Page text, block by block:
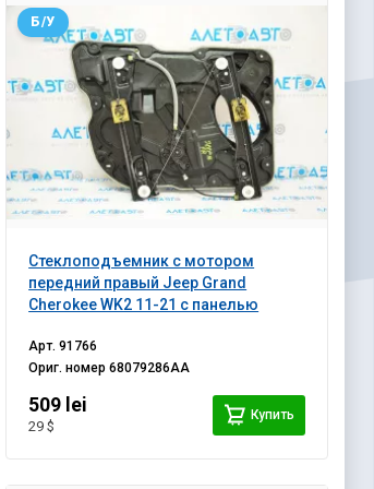
Стеклоподъемник с мотором
передний правый Jeep Grand
Cherokee WK2 11-21 с панелью
Б/У
Арт.91766
Ориг. номер68079286AA
509 lei
29 $
Купить